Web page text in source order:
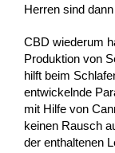
Herren sind
CBD wiederum
Produktion von
hilft beim
entwickelnde
mit Hilfe von
keinen Rausch
der enthaltenen